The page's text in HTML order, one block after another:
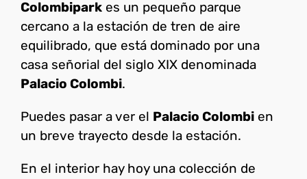
Colombiparkes un pequeño parque
cercano a la estación de tren de aire
equilibrado, que está dominado por una
casa señorial del siglo XIX denominada
Palacio Colombi.
Puedes pasar a ver el Palacio Colombien
un breve trayecto desde la estación.
En el interior hay hoy una colección de